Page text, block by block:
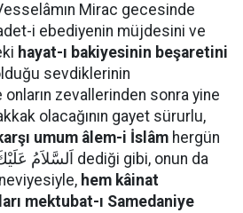
Mirac gecesinde
i ebediyenin müjdesini ve
hayat-ı bakiyesinin beşaretini
sevdiklerinin
onların zevallerinden sonra yine
olacağının gayet sürurlu,
umum âlem-i İslâm hergün
hem kâinat
mektubat-ı Samedaniye